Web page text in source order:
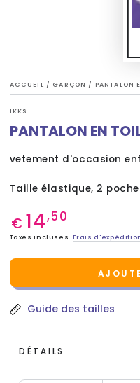
ACCUEIL / GARÇON / PANTALON
IKKS
PANTALON EN
vetement d'occasion
Taille élastique, 2
Prix
normal
€ 14,50
Taxes incluses. Frais
Guide des tailles
DÉTAILS